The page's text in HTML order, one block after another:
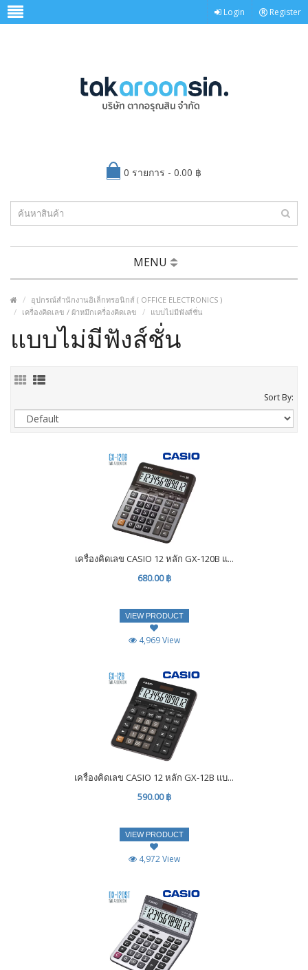
Login Register
0 รายการ - 0.00 ฿
MENU
อุปกรณ์สำนักงานอิเล็กทรอนิกส์ ( OFFICE ELECTRONICS )
เครื่องคิดเลข / ผ้าหมึกเครื่องคิดเลข
แบบไม่มีฟังส์ชั่น
แบบไม่มีฟังส์ชั่น
Sort By:
เครื่องคิดเลข CASIO 12 หลัก GX-120B แ...
680.00 ฿
VIEW PRODUCT
4,969 View
เครื่องคิดเลข CASIO 12 หลัก GX-12B แบ...
590.00 ฿
VIEW PRODUCT
4,972 View